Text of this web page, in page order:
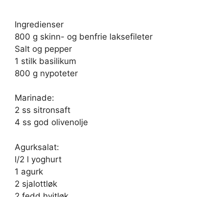
Ingredienser
800 g skinn- og benfrie laksefileter
Salt og pepper
1 stilk basilikum
800 g nypoteter
Marinade:
2 ss sitronsaft
4 ss god olivenolje
Agurksalat:
l/2 l yoghurt
1 agurk
2 sjalottløk